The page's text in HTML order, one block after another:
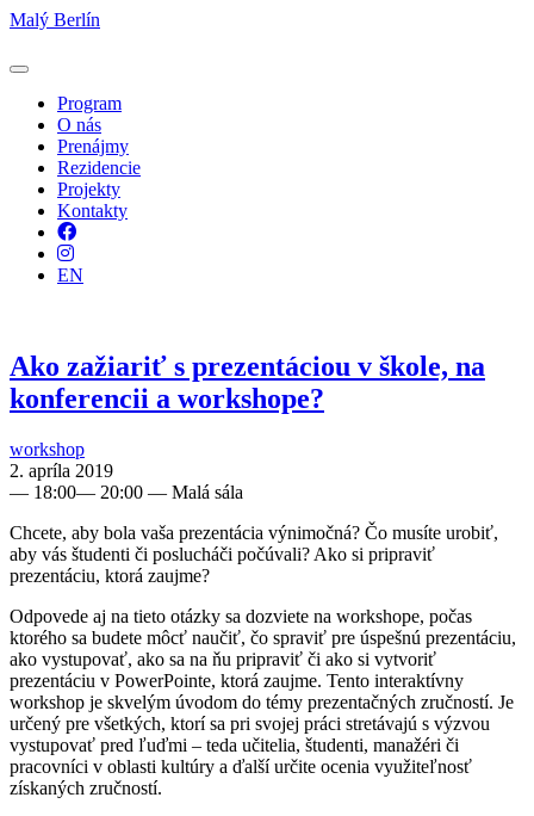
Malý Berlín
Program
O nás
Prenájmy
Rezidencie
Projekty
Kontakty
Facebook
Instagram
EN
Ako zažiariť s prezentáciou v škole, na
konferencii a workshope?
workshop
2. apríla 2019
— 18:00— 20:00 — Malá sála
Chcete, aby bola vaša prezentácia výnimočná? Čo musíte urobiť,
aby vás študenti či poslucháči počúvali? Ako si pripraviť
prezentáciu, ktorá zaujme?
Odpovede aj na tieto otázky sa dozviete na workshope, počas
ktorého sa budete môcť naučiť, čo spraviť pre úspešnú prezentáciu,
ako vystupovať, ako sa na ňu pripraviť či ako si vytvoriť
prezentáciu v PowerPointe, ktorá zaujme. Tento interaktívny
workshop je skvelým úvodom do témy prezentačných zručností. Je
určený pre všetkých, ktorí sa pri svojej práci stretávajú s výzvou
vystupovať pred ľuďmi – teda učitelia, študenti, manažéri či
pracovníci v oblasti kultúry a ďalší určite ocenia využiteľnosť
získaných zručností.